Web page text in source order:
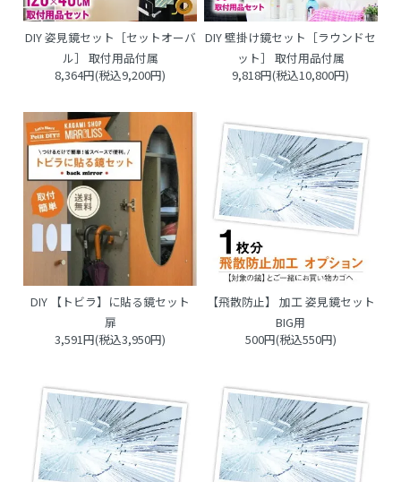
DIY 姿見鏡セット［セットオーバ
ル］ 取付用品付属
8,364円(税込9,200円)
DIY 壁掛け鏡セット［ラウンドセ
ット］ 取付用品付属
9,818円(税込10,800円)
DIY 【トビラ】に貼る鏡セット
扉
3,591円(税込3,950円)
【飛散防止】 加工 姿見鏡セット
BIG用
500円(税込550円)